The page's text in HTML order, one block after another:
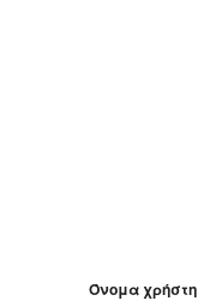
Όνομα χρήστη